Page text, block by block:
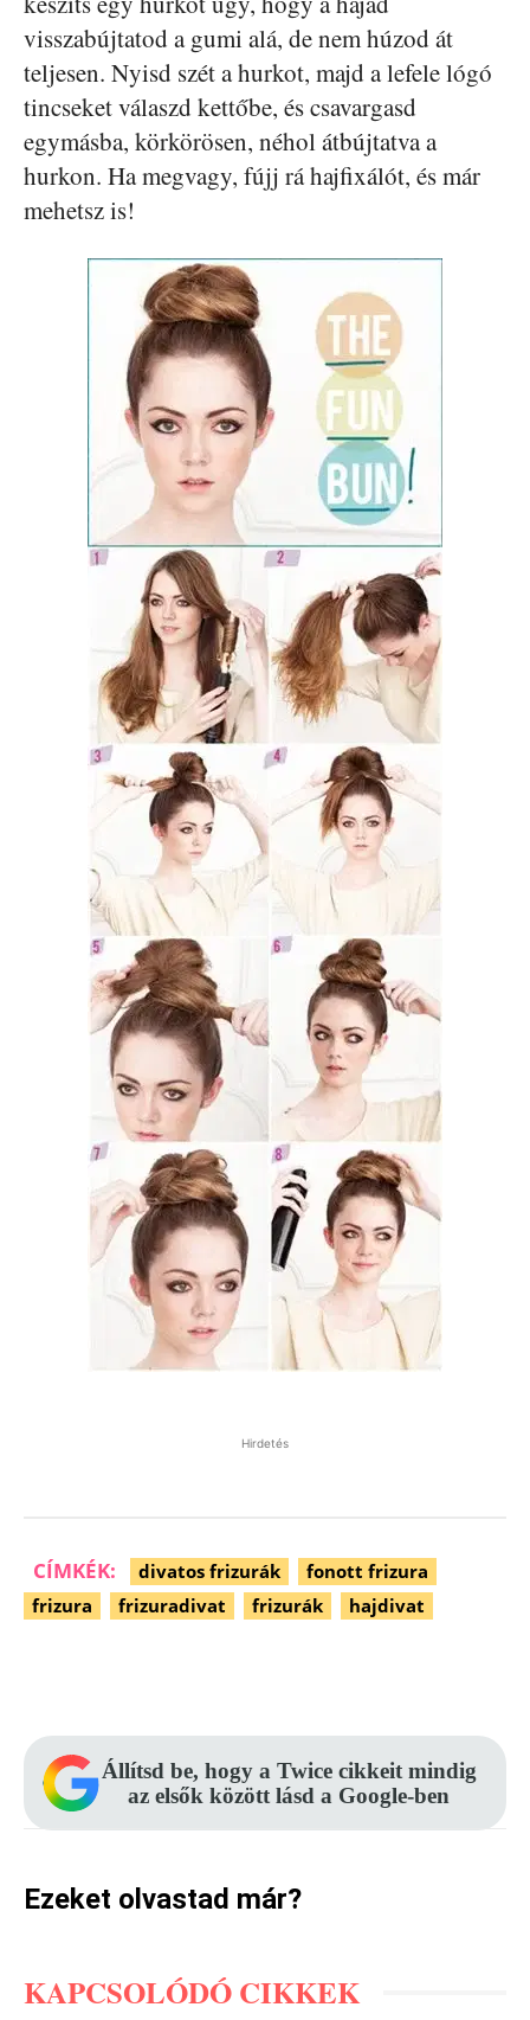
visszabújtatod a gumi alá, de nem húzod át
teljesen. Nyisd szét a hurkot, majd a lefele lógó
tincseket válaszd kettőbe, és csavargasd
egymásba, körkörösen, néhol átbújtatva a
hurkon. Ha megvagy, fújj rá hajfixálót, és már
mehetsz is!
Hirdetés
CÍMKÉK: divatos frizurák
fonott frizura
frizura
frizuradivat frizurák hajdivat
Állítsd be, hogy a Twice cikkeit mindig
az elsők között lásd a Google-ben
Ezeket olvastad már?
KAPCSOLÓDÓ CIKKEK